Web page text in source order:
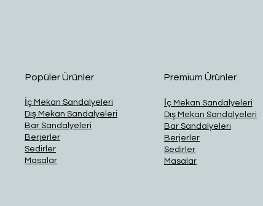
Popüler Ürünler
İç Mekan Sandalyeleri
Dış Mekan Sandalyeleri
Bar Sandalyeleri
Berjerler
Sedirler
Masalar
Premium Ürünler
İç Mekan Sandalyeleri
Dış Mekan Sandalyeleri
Bar Sandalyeleri
Berjerler
Sedirler
Masalar